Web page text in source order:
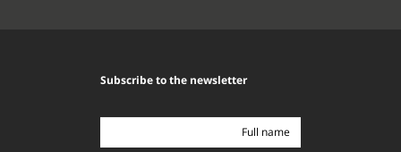
Subscribe to the newsletter